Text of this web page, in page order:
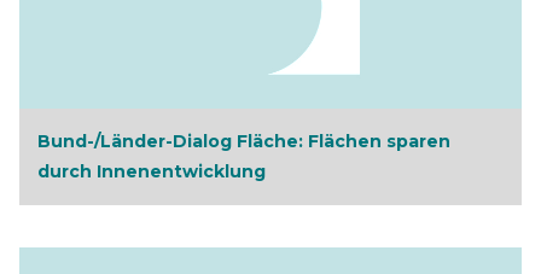
Bund-/Länder-Dialog Fläche: Flächen sparen
durch Innenentwicklung